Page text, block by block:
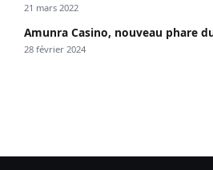
21 mars 2022
Amunra Casino, nouveau phare
28 février 2024